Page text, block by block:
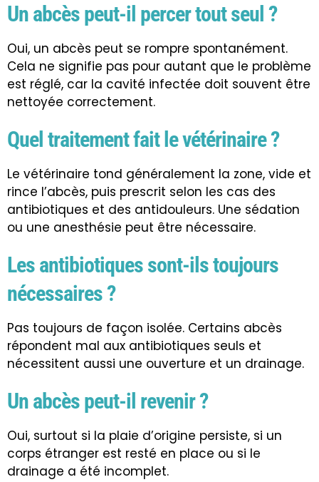
Un abcès peut-il percer tout seul ?
Oui, un abcès peut se rompre spontanément.
Cela ne signifie pas pour autant que le problème
est réglé, car la cavité infectée doit souvent être
nettoyée correctement.
Quel traitement fait le vétérinaire ?
Le vétérinaire tond généralement la zone, vide et
rince l’abcès, puis prescrit selon les cas des
antibiotiques et des antidouleurs. Une sédation
ou une anesthésie peut être nécessaire.
Les antibiotiques sont-ils toujours
nécessaires ?
Pas toujours de façon isolée. Certains abcès
répondent mal aux antibiotiques seuls et
nécessitent aussi une ouverture et un drainage.
Un abcès peut-il revenir ?
Oui, surtout si la plaie d’origine persiste, si un
corps étranger est resté en place ou si le
drainage a été incomplet.